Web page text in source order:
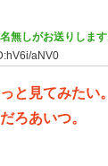
無しがお送りします
aNV0
と見てみたい。
ろあいつ。